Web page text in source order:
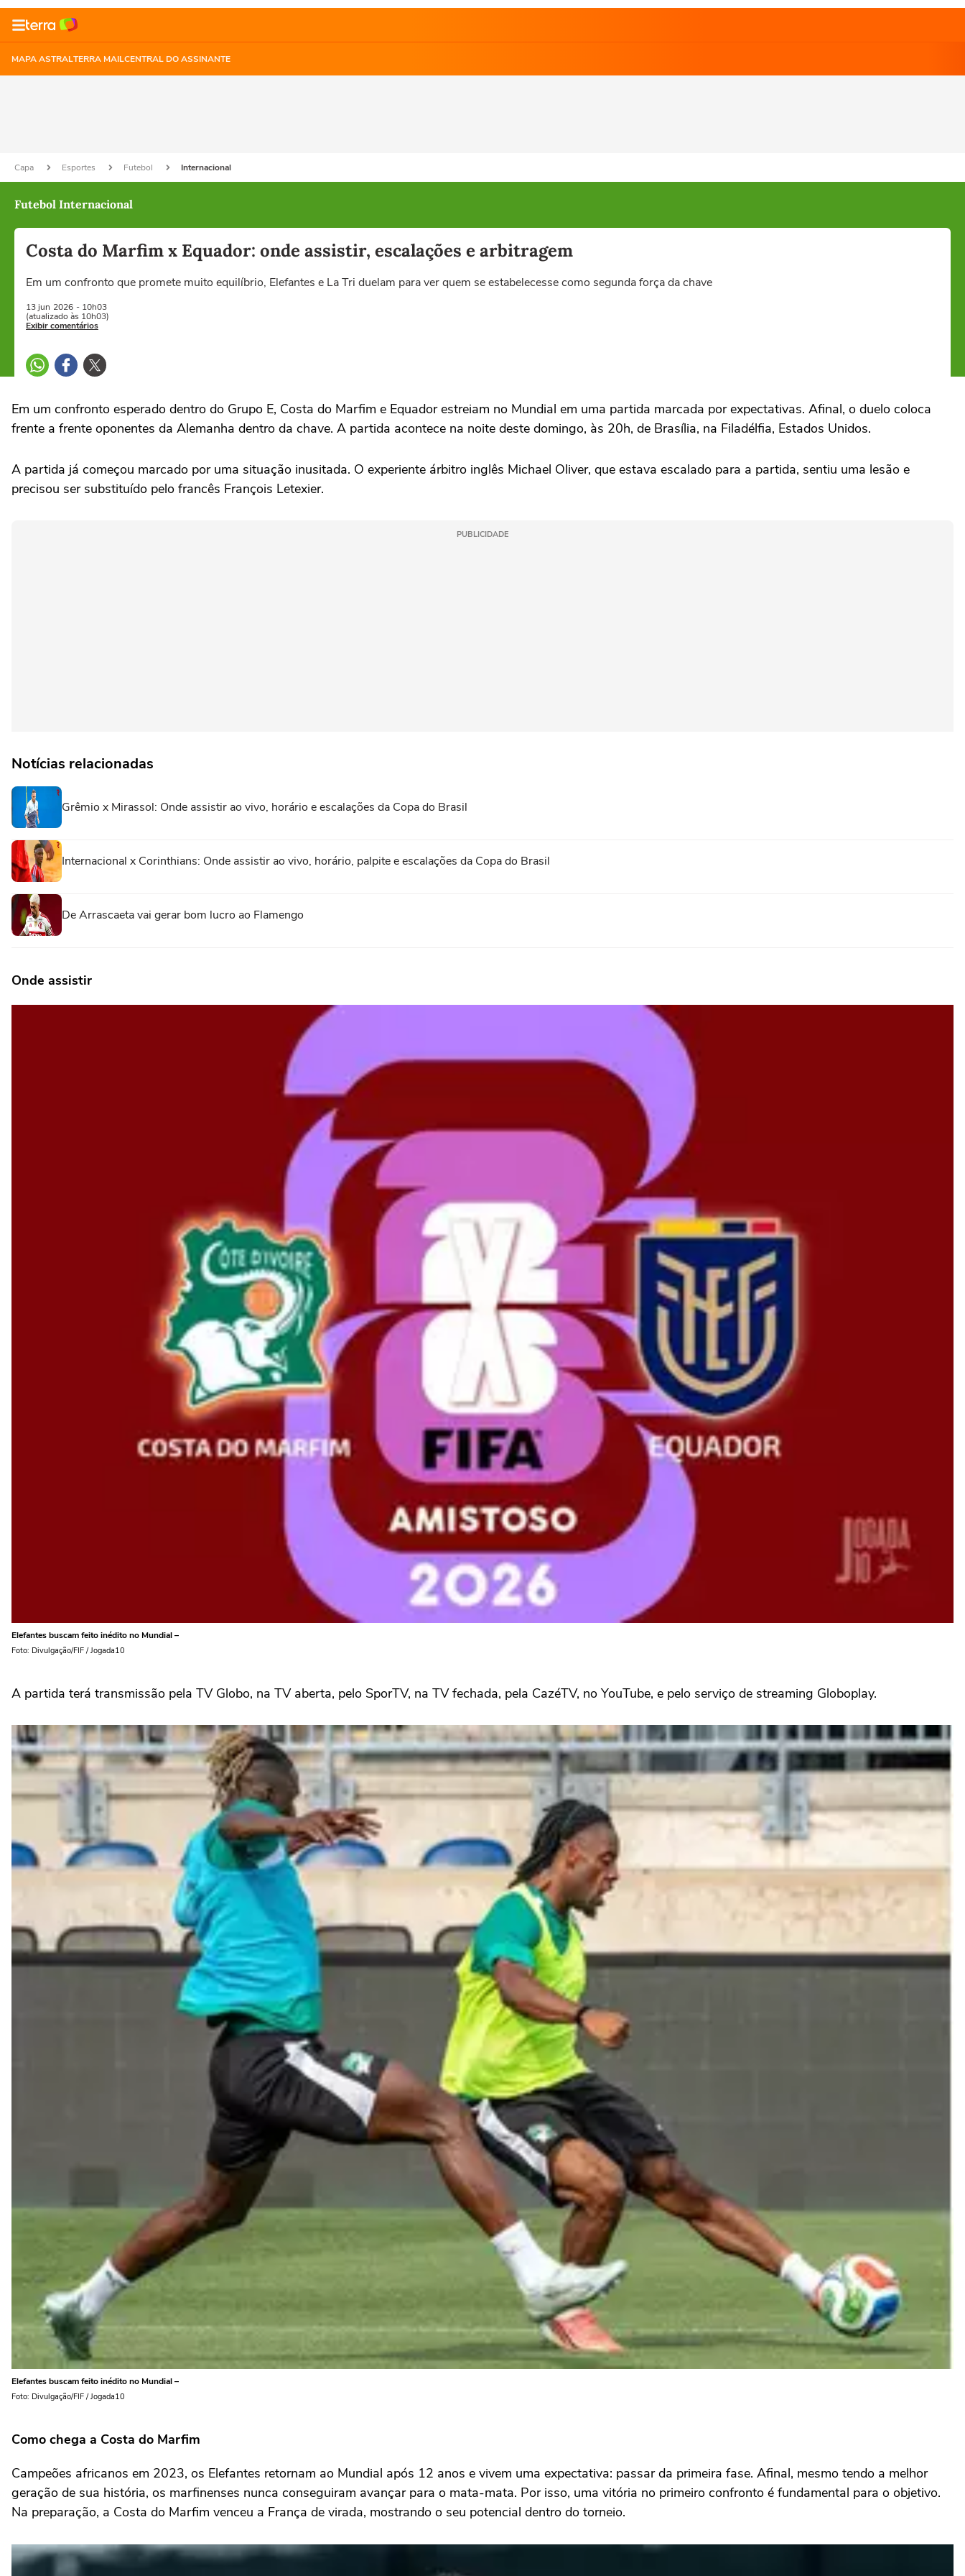
MAPA ASTRALTERRA MAILCENTRAL DO ASSINANTE
Capa Esportes Futebol Internacional
Futebol Internacional
Costa do Marfim x Equador: onde assistir, escalações e arbitragem
Em um confronto que promete muito equilíbrio, Elefantes e La Tri duelam para ver quem se estabelecesse como segunda força da chave
13 jun 2026 - 10h03
(atualizado às 10h03)
Exibir comentários
Em um confronto esperado dentro do Grupo E, Costa do Marfim e Equador estreiam no Mundial em uma partida marcada por expectativas. Afinal, o duelo coloca
frente a frente oponentes da Alemanha dentro da chave. A partida acontece na noite deste domingo, às 20h, de Brasília, na Filadélfia, Estados Unidos.
A partida já começou marcado por uma situação inusitada. O experiente árbitro inglês Michael Oliver, que estava escalado para a partida, sentiu uma lesão e
precisou ser substituído pelo francês François Letexier.
PUBLICIDADE
Notícias relacionadas
Grêmio x Mirassol: Onde assistir ao vivo, horário e escalações da Copa do Brasil
Internacional x Corinthians: Onde assistir ao vivo, horário, palpite e escalações da Copa do Brasil
De Arrascaeta vai gerar bom lucro ao Flamengo
Onde assistir
Elefantes buscam feito inédito no Mundial –
Foto: Divulgação/FIF / Jogada10
A partida terá transmissão pela TV Globo, na TV aberta, pelo SporTV, na TV fechada, pela CazéTV, no YouTube, e pelo serviço de streaming Globoplay.
Elefantes buscam feito inédito no Mundial –
Foto: Divulgação/FIF / Jogada10
Como chega a Costa do Marfim
Campeões africanos em 2023, os Elefantes retornam ao Mundial após 12 anos e vivem uma expectativa: passar da primeira fase. Afinal, mesmo tendo a melhor
geração de sua história, os marfinenses nunca conseguiram avançar para o mata-mata. Por isso, uma vitória no primeiro confronto é fundamental para o objetivo.
Na preparação, a Costa do Marfim venceu a França de virada, mostrando o seu potencial dentro do torneio.